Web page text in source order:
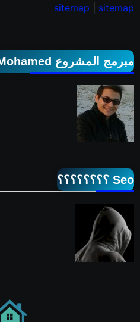
sitemap sitemap
مبرمج المشروع Ahmed Adel Mohamed
Seo ؟؟؟؟؟؟؟؟